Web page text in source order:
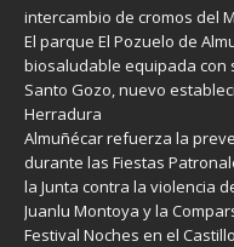
intercambio de cromos del
El parque El Pozuelo de
biosaludable equipada con
Santo Gozo, nuevo
Herradura
Almuñécar refuerza la
durante las Fiestas
la Junta contra la violencia
Juanlu Montoya y la
Festival Noches en el